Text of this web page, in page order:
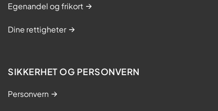
Egenandel og frikort
Dine rettigheter
SIKKERHET OG PERSONVERN
Personvern